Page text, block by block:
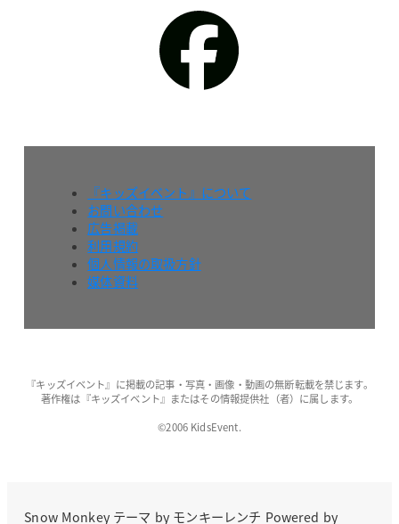
『キッズイベント』について
お問い合わせ
広告掲載
利用規約
個人情報の取扱方針
媒体資料
『キッズイベント』に掲載の記事・写真・画像・動画の無断転載を禁じます。
著作権は『キッズイベント』またはその情報提供社（者）に属します。
©2006 KidsEvent.
Snow Monkeyテーマ by モンキーレンチ Powered by